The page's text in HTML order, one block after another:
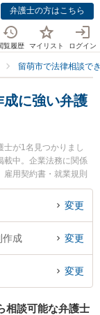
弁護士の方はこちら
覧履歴 マイリスト ログイン
留萌市で法律相談で
に強い弁護
士が1名見つかりまし
載中。企業法務に関係
用契約書・就業規則
特に留萌ひまわり基金
士費用、強みなどが注
回相談無料で雇用契
に相談予約したい』な
変更
作成 変更
変更
相談可能な弁護士